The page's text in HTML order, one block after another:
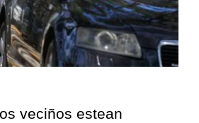
veciños estean